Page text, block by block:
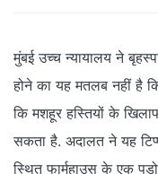
मुंबई उच्च न्यायालय ने
होने का यह मतलब नहीं है
कि मशहूर हस्तियों के
सकता है. अदालत ने यह
स्थित फार्महाउस के एक